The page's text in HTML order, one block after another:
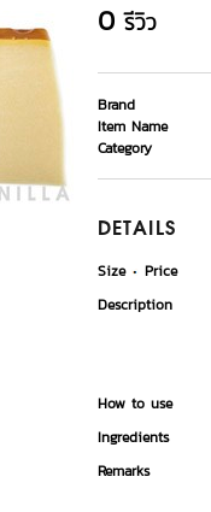
0 รีวิว
Brand
Item Name
Category
DETAILS
Size Price
Description
How to use
Ingredients
Remarks